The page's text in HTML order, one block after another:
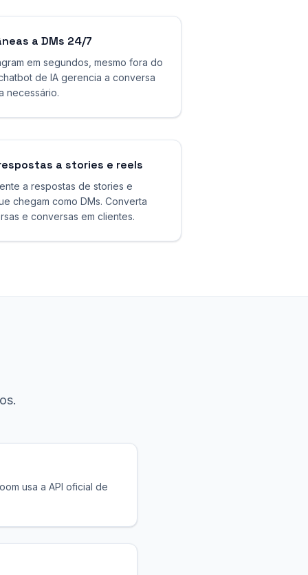
a DMs 24/7
em segundos, mesmo fora do
de IA gerencia a conversa
necessário.
a stories e reels
a respostas de stories e
chegam como DMs. Converta
e conversas em clientes.
usa a API oficial de